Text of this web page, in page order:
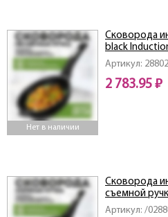
Нет в наличии
Артикул:
Сковорода
black
2 783.95 ₽
Артикул: /
Сковорода
съемной
Pro